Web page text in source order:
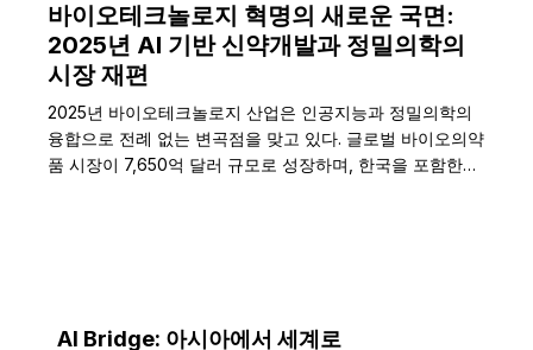
바이오테크놀로지 혁명의 새로운 국면:
2025년 AI 기반 신약개발과 정밀의학의
시장 재편
2025년 바이오테크놀로지 산업은 인공지능과 정밀의학의
융합으로 전례 없는 변곡점을 맞고 있다. 글로벌 바이오의약
품 시장이 7,650억 달러 규모로 성장하며, 한국을 포함한…
AI Bridge: 아시아에서 세계로